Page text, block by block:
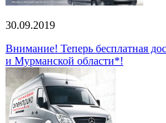
30.09.2019
Внимание! Теперь бесплатная
и Мурманской области*!